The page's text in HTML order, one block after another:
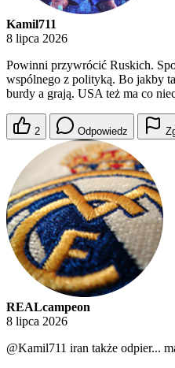
Kamil711
8 lipca 2026
Powinni przywrócić Ruskich.
wspólnego z polityką. Bo jakby
burdy a grają. USA też ma co
2 Odpowiedz
REALcampeon
8 lipca 2026
@Kamil711 iran także odpier...